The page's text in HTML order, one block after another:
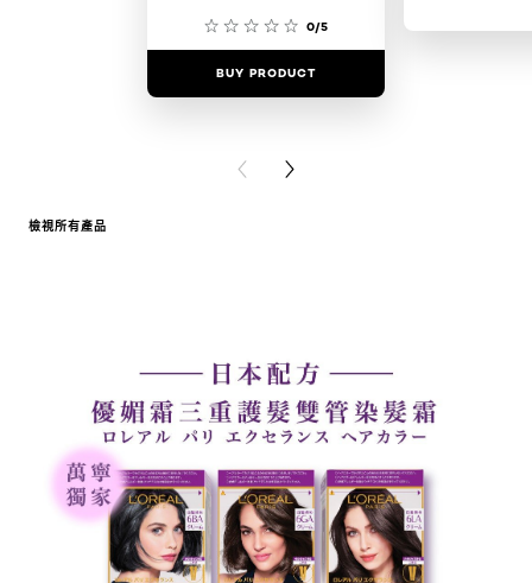
0/5
BUY PRODUCT
PREVIOUS CARD
NEXT CARD
檢視所有產品